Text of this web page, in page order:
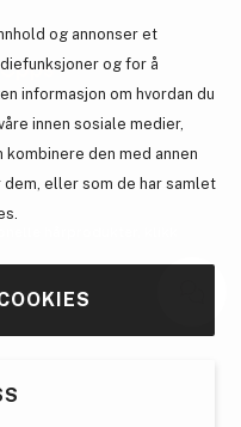
og annonser et
og for å
informasjon om hvordan du
innen sosiale medier,
kombinere den med annen
eller som de har samlet